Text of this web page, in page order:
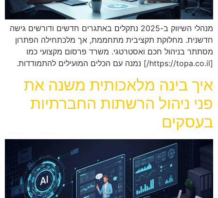
מנהלי השיווק ב-2025 נתקלים באתגרים חדשים ודורשים גישה
חדשנית. מחלוקת תקציבית מתחממת, אך מלכתחילה הפתרון
מסתתר בניהול חכם ואסטרטגי. משרד פרסום מקצועי כמו
[https://topa.co.il/] נמנה עם הכלים המועילים להתמודדות.
איך בינה מלאכותית משנה את
פני ניהול הרשתות החברתיות
בעסקים